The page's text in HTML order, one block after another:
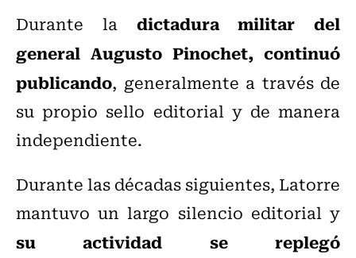
Durante la dictadura militar del
general Augusto Pinochet, continuó
publicando, generalmente a través de
su propio sello editorial y de manera
independiente.
Durante las décadas siguientes, Latorre
mantuvo un largo silencio editorial y
su actividad se replegó